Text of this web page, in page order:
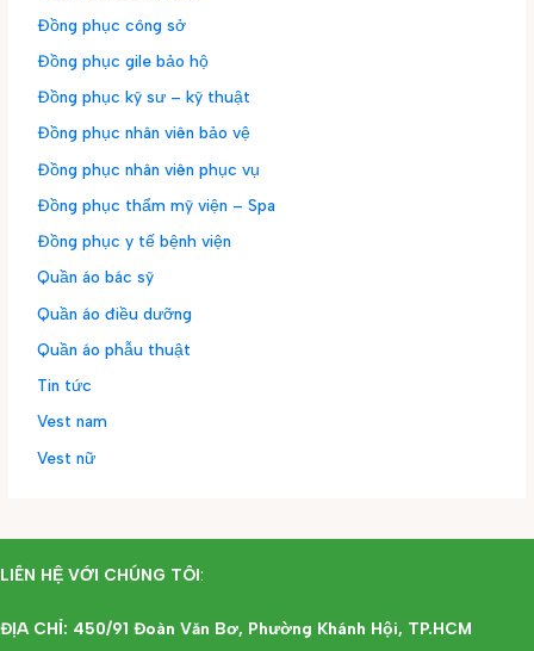
Đồng phục công sở
Đồng phục gile bảo hộ
Đồng phục kỹ sư – kỹ thuật
Đồng phục nhân viên bảo vệ
Đồng phục nhân viên phục vụ
Đồng phục thẩm mỹ viện – Spa
Đồng phục y tế bệnh viện
Quần áo bác sỹ
Quần áo điều dưỡng
Quần áo phẫu thuật
Tin tức
Vest nam
Vest nữ
LIÊN HỆ VỚI CHÚNG TÔI:
ĐỊA CHỈ: 450/91 Đoàn Văn Bơ, Phường Khánh Hội, TP.HCM